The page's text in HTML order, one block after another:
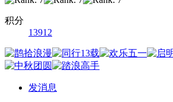
积分
13912
发消息